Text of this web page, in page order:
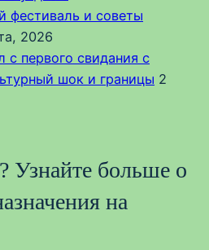
фестиваль и советы
2026
с первого свидания с
шок и границы 2
Узнайте больше о
на